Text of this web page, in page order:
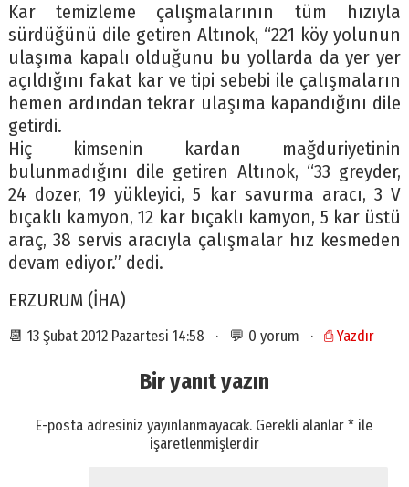
Kar temizleme çalışmalarının tüm hızıyla
sürdüğünü dile getiren Altınok, “221 köy yolunun
ulaşıma kapalı olduğunu bu yollarda da yer yer
açıldığını fakat kar ve tipi sebebi ile çalışmaların
hemen ardından tekrar ulaşıma kapandığını dile
getirdi.
Hiç kimsenin kardan mağduriyetinin
bulunmadığını dile getiren Altınok, “33 greyder,
24 dozer, 19 yükleyici, 5 kar savurma aracı, 3 V
bıçaklı kamyon, 12 kar bıçaklı kamyon, 5 kar üstü
araç, 38 servis aracıyla çalışmalar hız kesmeden
devam ediyor.” dedi.
ERZURUM (İHA)
📆 13 Şubat 2012 Pazartesi 14:58 · 💬 0 yorum · ⎙ Yazdır
Bir yanıt yazın
E-posta adresiniz yayınlanmayacak. Gerekli alanlar* ile
işaretlenmişlerdir